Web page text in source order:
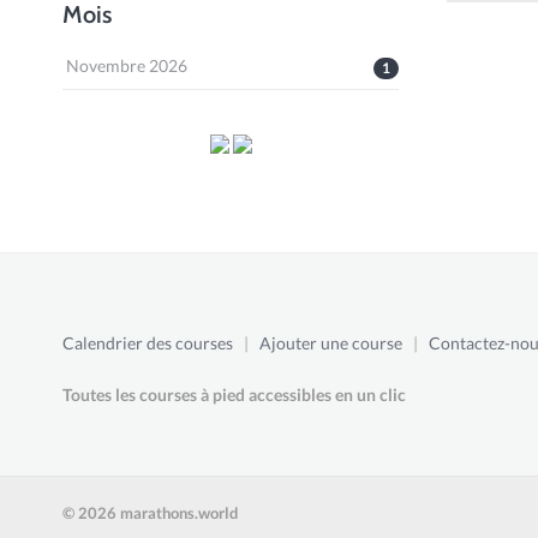
Mois
1
Novembre 2026
Calendrier des courses | Ajouter une course | Contactez-
Toutes les courses à pied accessibles en un clic
© 2026 marathons.world